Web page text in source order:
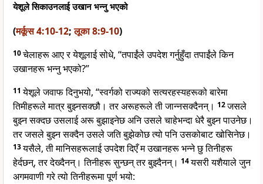
येशूले सिकाउनलाई उखान भन्नु भएको
(मर्कूस 4:10-12;लूका 8:9-10)
10चेलाहरू आए र येशूलाई सोधे, “तपाईंले उपदेश गर्नुहुँदा तपाईंले किन
उखानहरू भन्नु भएको?”
11येशूले जवाफ दिनुभयो, “स्वर्गको राज्यको सत्यरहस्यहरूको बारेमा
तिमीहरूले मात्र बुझ्नसक्छौ। तर अरूहरूले ती जान्नसक्दैनन्। 12जसले
बुझ्न सक्दछ उसलाई अरू बुझाइनेछ अनि उसले चाहेभन्दा धेरै बुझ्न पाउनेछ।
तर जसले बुझ्न सक्दैन उसले जति बुझेकोछ त्यो पनि उसकोबाट खोसिनेछ।
13यसैले, ती मानिसहरूलाई उपदेश दिएँ म उखानहरू भन्ने छु तिनीहरू
हेर्दछन्, तर देख्दैनन्। तिनीहरू सुन्छन् तर बुझ्दैनन्। 14यसरी यशैयाले जुन
अगमवाणी गरे त्यो तिनीहरूमा पूर्ण भयो: